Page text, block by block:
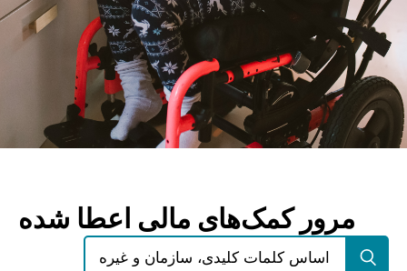
مرور کمک‌های مالی اعطا شده